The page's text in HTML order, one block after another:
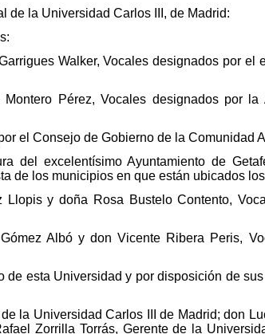
de la Universidad Carlos III, de Madrid:
Walker, Vocales designados por
Pérez, Vocales designados por
el Consejo de Gobierno de la Comunidad
del excelentísimo Ayuntamiento de
de los municipios en que están ubicados
y doña Rosa Bustelo Contento,
Albó y don Vicente Ribera Peris,
de esta Universidad y por disposición de
la Universidad Carlos III de Madrid; don
Zorrilla Torrás, Gerente de la